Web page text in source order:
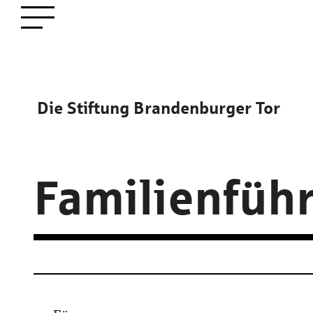
zum
Hauptinhalt
Menü öffnen
Bildinfo
Die Stiftung Brandenburger Tor